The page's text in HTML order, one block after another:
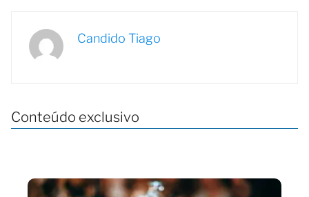
Candido Tiago
Conteúdo exclusivo